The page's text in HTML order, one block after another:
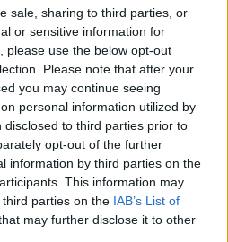
sale, sharing to third parties, or
or sensitive information for
please use the below opt-out
Please note that after your
you may continue seeing
personal information utilized by
to third parties prior to
opt-out of the further
information by third parties on the
This information may
parties on the IAB’s List of
may further disclose it to other
la que se
en el siglo
puertos
la
por lo ya
el resto
Parque
entradas
con playa
toda su
bajo